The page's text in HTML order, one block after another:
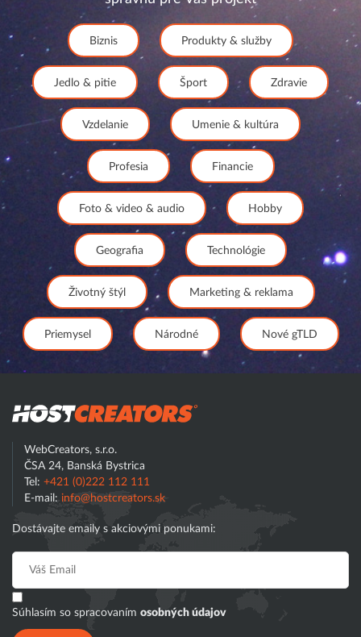
Biznis Produkty & služby
Jedlo & pitie Šport Zdravie
Vzdelanie Umenie & kultúra
Profesia Financie
Foto & video & audio Hobby
Geografia Technológie
Životný štýl Marketing & reklama
Priemysel Národné Nové gTLD
WebCreators, s.r.o.
ČSA 24, Banská Bystrica
Tel: +421 (0)222 112 111
E-mail: info@hostcreators.sk
Dostávajte emaily s akciovými ponukami:
Súhlasím so spracovaním osobných údajov